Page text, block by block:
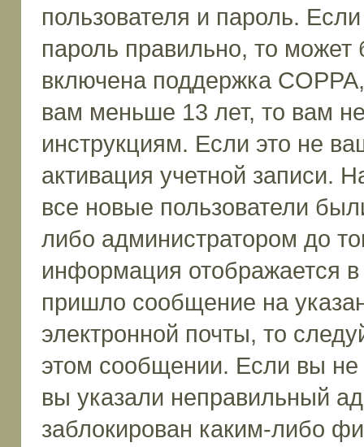
пользователя и пароль.
пароль правильно, то
включена поддержка
вам меньше 13 лет, то вам
инструкциям. Если это не
активация учетной записи.
все новые пользователи
либо администратором до
информация отображается
пришло сообщение на
электронной почты, то
этом сообщении. Если вы
вы указали неправильный
заблокирован каким-либо